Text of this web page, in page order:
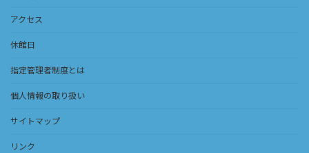
アクセス
休館日
指定管理者制度とは
個人情報の取り扱い
サイトマップ
リンク